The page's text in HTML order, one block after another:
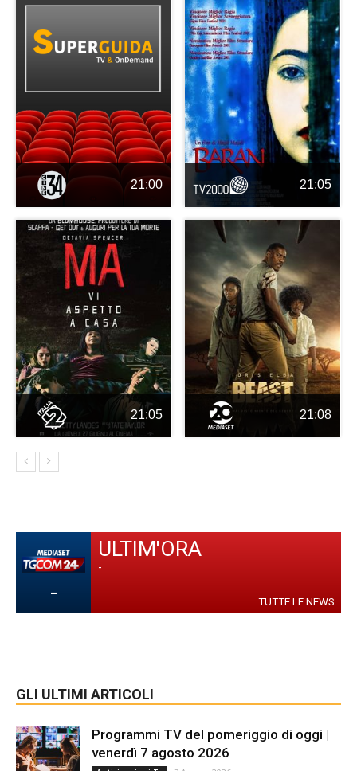
21:00 21:05
21:05 21:08
-
ULTIM'ORA
-
TUTTE LE NEWS
GLI ULTIMI ARTICOLI
Programmi TV del pomeriggio di oggi |
venerdì 7 agosto 2026